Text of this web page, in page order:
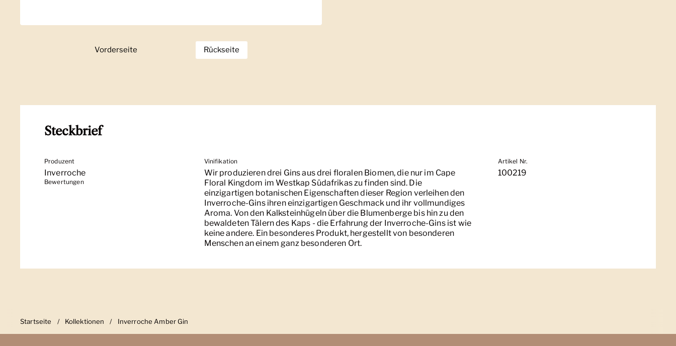
Zeige Folie 1
Vorderseite Zeige Folie 2
Rückseite
Steckbrief
Produzent
Inverroche
Bewertungen
Vinifikation
Wir produzieren drei Gins aus drei floralen Biomen, die nur im Cape
Floral Kingdom im Westkap Südafrikas zu finden sind. Die
einzigartigen botanischen Eigenschaften dieser Region verleihen den
Inverroche-Gins ihren einzigartigen Geschmack und ihr vollmundiges
Aroma. Von den Kalksteinhügeln über die Blumenberge bis hin zu den
bewaldeten Tälern des Kaps - die Erfahrung der Inverroche-Gins ist wie
keine andere. Ein besonderes Produkt, hergestellt von besonderen
Menschen an einem ganz besonderen Ort.
Artikel Nr.
100219
Startseite / Kollektionen / Inverroche Amber Gin